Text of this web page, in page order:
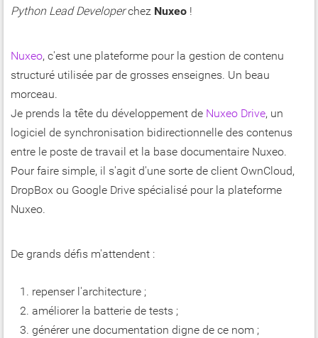
Python Lead Developerchez Nuxeo !
Nuxeo, c'est une plateforme pour la gestion de contenu
structuré utilisée par de grosses enseignes. Un beau
morceau.
Je prends la tête du développement de Nuxeo Drive, un
logiciel de synchronisation bidirectionnelle des contenus
entre le poste de travail et la base documentaire Nuxeo.
Pour faire simple, il s'agit d'une sorte de client OwnCloud,
DropBox ou Google Drive spécialisé pour la plateforme
Nuxeo.
De grands défis m'attendent :
repenser l'architecture ;
améliorer la batterie de tests ;
générer une documentation digne de ce nom ;